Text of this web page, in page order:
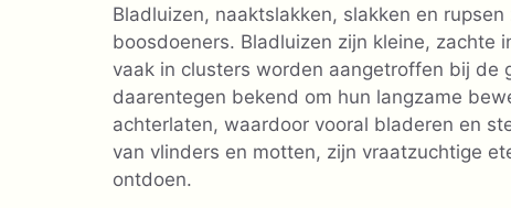
Bladluizen, naaktslakken, slakken en
boosdoeners. Bladluizen zijn kleine, zachte
vaak in clusters worden aangetroffen bij de
daarentegen bekend om hun langzame
achterlaten, waardoor vooral bladeren en
van vlinders en motten, zijn vraatzuchtige
ontdoen.